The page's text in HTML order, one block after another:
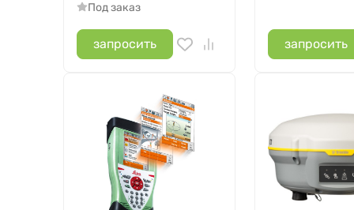
Под заказ
запросить запросить